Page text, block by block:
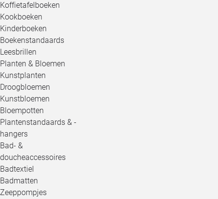
Koffietafelboeken
Kookboeken
Kinderboeken
Boekenstandaards
Leesbrillen
Planten & Bloemen
Kunstplanten
Droogbloemen
Kunstbloemen
Bloempotten
Plantenstandaards & -
hangers
Bad- &
doucheaccessoires
Badtextiel
Badmatten
Zeeppompjes